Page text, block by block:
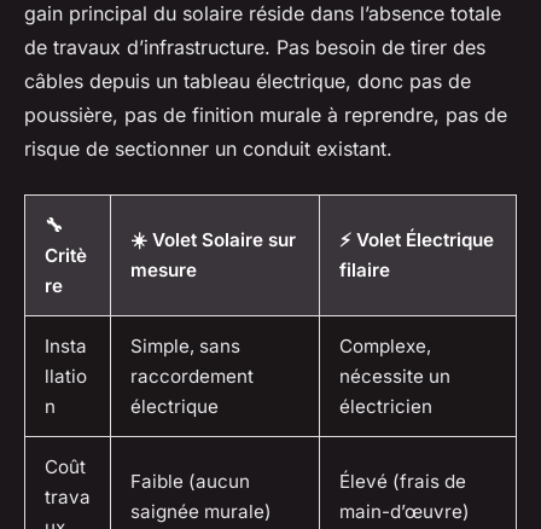
gain principal du solaire réside dans l’absence totale
de travaux d’infrastructure. Pas besoin de tirer des
câbles depuis un tableau électrique, donc pas de
poussière, pas de finition murale à reprendre, pas de
risque de sectionner un conduit existant.
🔧
Critè
re
☀️ Volet Solaire sur
mesure
⚡ Volet Électrique
filaire
Insta
llatio
n
Simple, sans
raccordement
électrique
Complexe,
nécessite un
électricien
Coût
trava
Faible (aucun
saignée murale)
Élevé (frais de
main-d’œuvre)